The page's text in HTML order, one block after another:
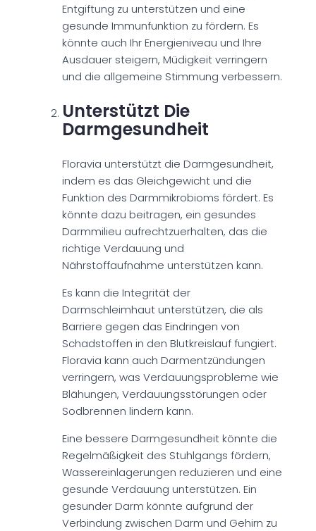
Entgiftung zu unterstützen und eine
gesunde Immunfunktion zu fördern. Es
könnte auch Ihr Energieniveau und Ihre
Ausdauer steigern, Müdigkeit verringern
und die allgemeine Stimmung verbessern.
Unterstützt Die
Darmgesundheit
Floravia unterstützt die Darmgesundheit,
indem es das Gleichgewicht und die
Funktion des Darmmikrobioms fördert. Es
könnte dazu beitragen, ein gesundes
Darmmilieu aufrechtzuerhalten, das die
richtige Verdauung und
Nährstoffaufnahme unterstützen kann.
Es kann die Integrität der
Darmschleimhaut unterstützen, die als
Barriere gegen das Eindringen von
Schadstoffen in den Blutkreislauf fungiert.
Floravia kann auch Darmentzündungen
verringern, was Verdauungsprobleme wie
Blähungen, Verdauungsstörungen oder
Sodbrennen lindern kann.
Eine bessere Darmgesundheit könnte die
Regelmäßigkeit des Stuhlgangs fördern,
Wassereinlagerungen reduzieren und eine
gesunde Verdauung unterstützen. Ein
gesunder Darm könnte aufgrund der
Verbindung zwischen Darm und Gehirn zu